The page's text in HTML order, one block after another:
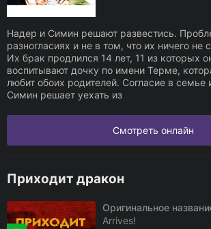
Надер и Симин решают развестись.
разногласиях и не в том, что их ничего не
Их брак продлился 14 лет, 11 из которых
воспитывают дочку по имени Терме,
любит обоих родителей. Согласие в семье
Симин решает уехать из
Смотреть онлайн
Приходит дракон
Оригинальное
Arrives!